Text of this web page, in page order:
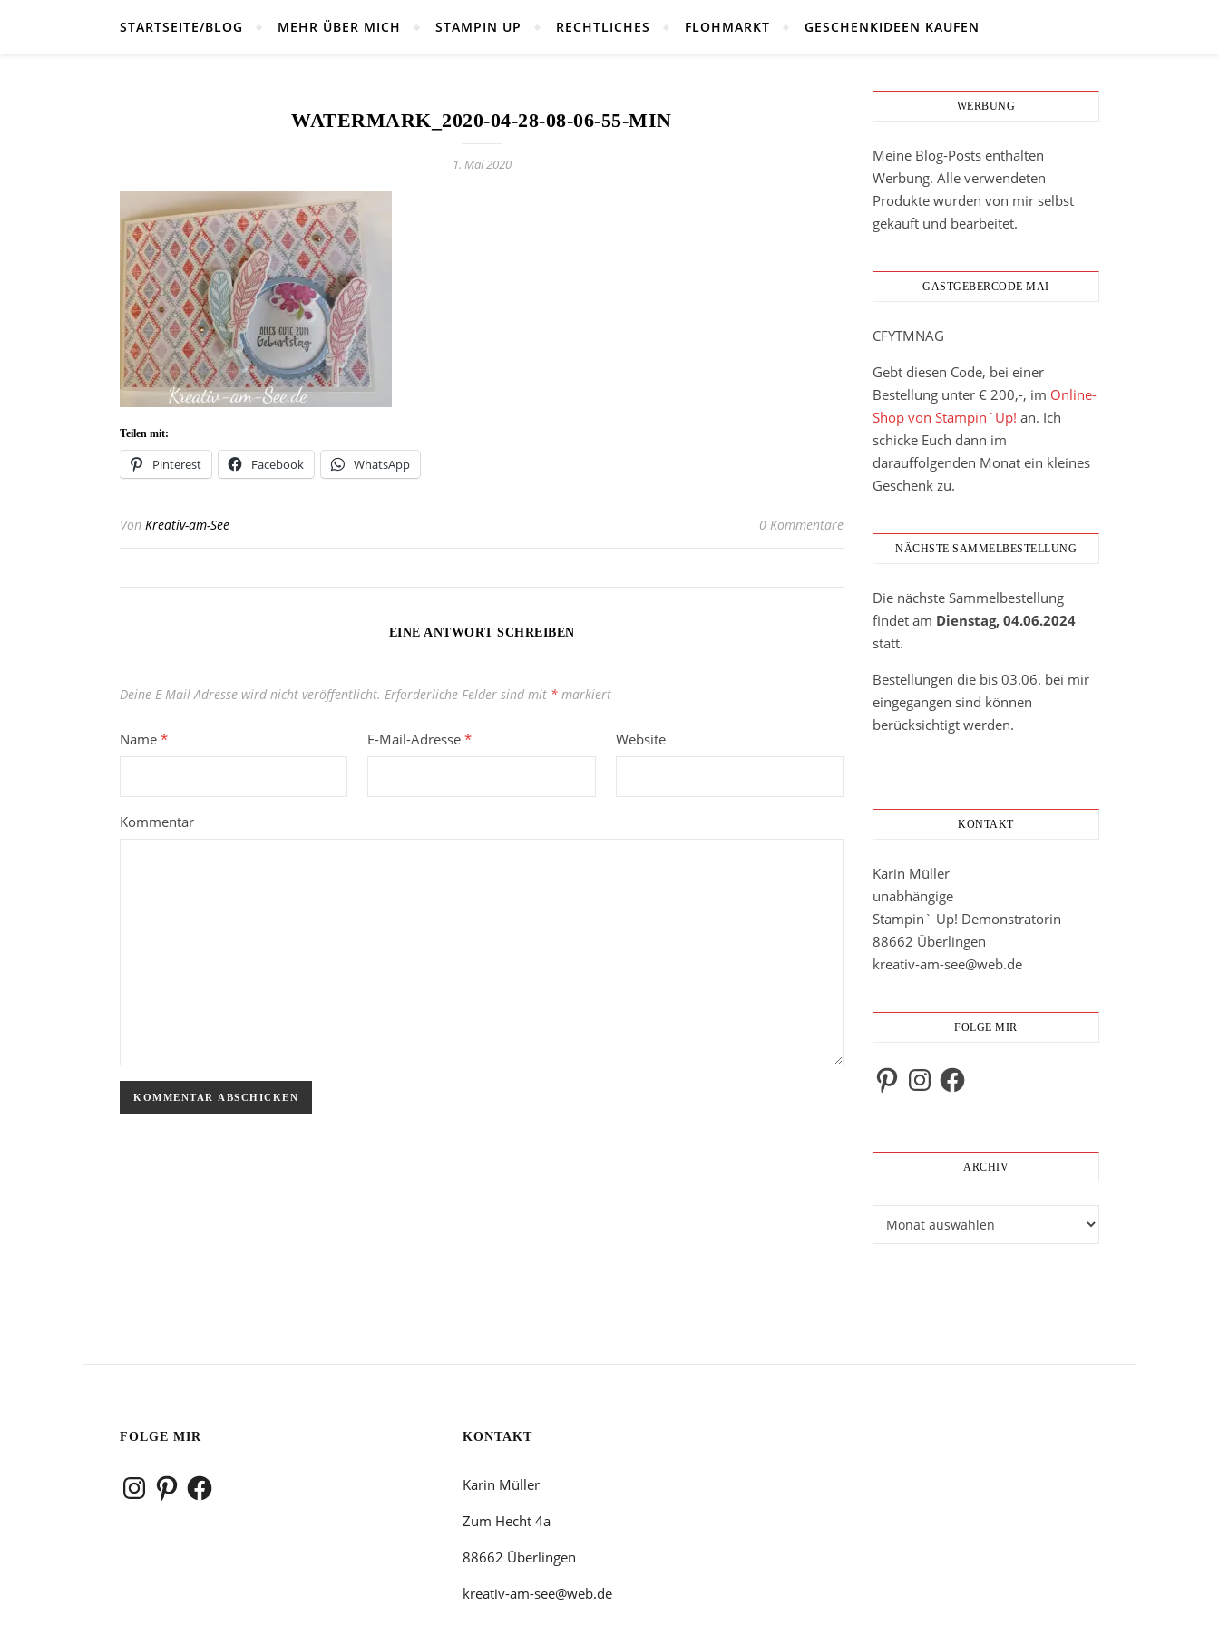
STARTSEITE/BLOG MEHR ÜBER MICH STAMPIN UP RECHTLICHES FLOHMARKT GESCHENKIDEEN KAUFEN
WATERMARK_2020-04-28-08-06-55-MIN
1. Mai 2020
Teilen mit:
Pinterest Facebook WhatsApp
Von Kreativ-am-See 0 Kommentare
EINE ANTWORT SCHREIBEN
Deine E-Mail-Adresse wird nicht veröffentlicht. Erforderliche Felder sind mit * markiert
Name * E-Mail-Adresse* Website
Kommentar
WERBUNG
Meine Blog-Posts enthalten
Werbung. Alle verwendeten
Produkte wurden von mir selbst
gekauft und bearbeitet.
GASTGEBERCODE MAI
CFYTMNAG
Gebt diesen Code, bei einer
Bestellung unter € 200,-, im Online-
Shop von Stampin´Up! an. Ich
schicke Euch dann im
darauffolgenden Monat ein kleines
Geschenk zu.
NÄCHSTE SAMMELBESTELLUNG
Die nächste Sammelbestellung
findet am Dienstag, 04.06.2024
statt.
Bestellungen die bis 03.06. bei mir
eingegangen sind können
berücksichtigt werden.
KONTAKT
Karin Müller
unabhängige
Stampin` Up! Demonstratorin
88662 Überlingen
kreativ-am-see@web.de
FOLGE MIR
PinterestInstagramFacebook
ARCHIV
FOLGE MIR
InstagramPinterestFacebook
KONTAKT
Karin Müller
Zum Hecht 4a
88662 Überlingen
kreativ-am-see@web.de